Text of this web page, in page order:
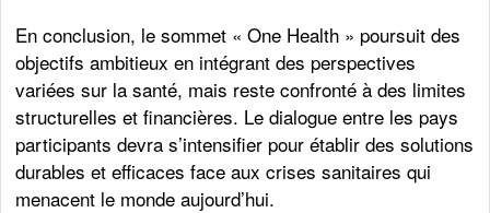
En conclusion, le sommet « One Health » poursuit des
objectifs ambitieux en intégrant des perspectives
variées sur la santé, mais reste confronté à des limites
structurelles et financières. Le dialogue entre les pays
participants devra s’intensifier pour établir des solutions
durables et efficaces face aux crises sanitaires qui
menacent le monde aujourd’hui.